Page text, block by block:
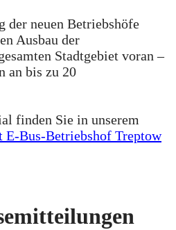
der neuen Betriebshöfe
Ausbau der
Stadtgebiet voran –
an bis zu 20
finden Sie in unserem
E-Bus-Betriebshof Treptow